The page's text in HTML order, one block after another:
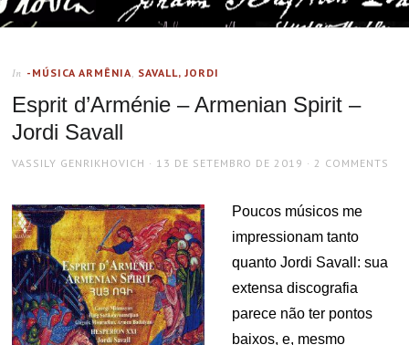
In -MÚSICA ARMÊNIA, SAVALL, JORDI
Esprit d’Arménie – Armenian Spirit –
Jordi Savall
AUTHOR
VASSILY GENRIKHOVICH
POSTED
13 DE SETEMBRO DE 2019 2 COMMENTS
Poucos músicos me
impressionam tanto
quanto Jordi Savall: sua
extensa discografia
parece não ter pontos
baixos, e, mesmo